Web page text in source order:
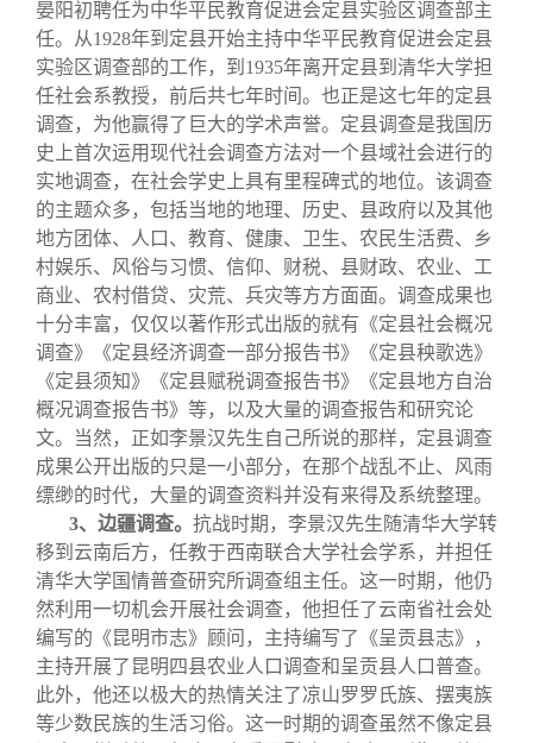
晏阳初聘任为中华平民教育促进会定县实验区调查部主
任。从1928年到定县开始主持中华平民教育促进会定县
实验区调查部的工作，到1935年离开定县到清华大学担
任社会系教授，前后共七年时间。也正是这七年的定县
调查，为他赢得了巨大的学术声誉。定县调查是我国历
史上首次运用现代社会调查方法对一个县域社会进行的
实地调查，在社会学史上具有里程碑式的地位。该调查
的主题众多，包括当地的地理、历史、县政府以及其他
地方团体、人口、教育、健康、卫生、农民生活费、乡
村娱乐、风俗与习惯、信仰、财税、县财政、农业、工
商业、农村借贷、灾荒、兵灾等方方面面。调查成果也
十分丰富，仅仅以著作形式出版的就有《定县社会概况
调查》《定县经济调查一部分报告书》《定县秧歌选》
《定县须知》《定县赋税调查报告书》《定县地方自治
概况调查报告书》等，以及大量的调查报告和研究论
文。当然，正如李景汉先生自己所说的那样，定县调查
成果公开出版的只是一小部分，在那个战乱不止、风雨
缥缈的时代，大量的调查资料并没有来得及系统整理。
3、边疆调查。 抗战时期，李景汉先生随清华大学转
移到云南后方，任教于西南联合大学社会学系，并担任
清华大学国情普查研究所调查组主任。这一时期，他仍
然利用一切机会开展社会调查，他担任了云南省社会处
编写的《昆明市志》顾问，主持编写了《呈贡县志》，
主持开展了昆明四县农业人口调查和呈贡县人口普查。
此外，他还以极大的热情关注了凉山罗罗氏族、摆夷族
等少数民族的生活习俗。这一时期的调查虽然不像定县